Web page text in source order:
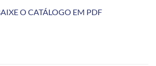
O CATÁLOGO EM PDF